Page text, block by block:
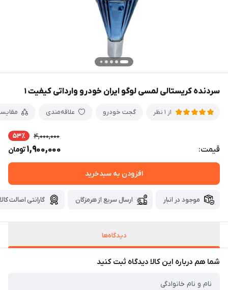
سردنده کریستالی لمسی لوگو ایران خودرو وارداتی کیفیت ۱
از 1 نظر گجت خودرو علاقه‌مندی
قیمت:
4,000,000 53٪
1,900,000تومان
افزودن به سبدخرید
موجود در انبار ارسال سریع از هرمزگان گارانتی اصالت کالا
دیدگاه‌ها
شما هم درباره این کالا دیدگاه ثبت کنید